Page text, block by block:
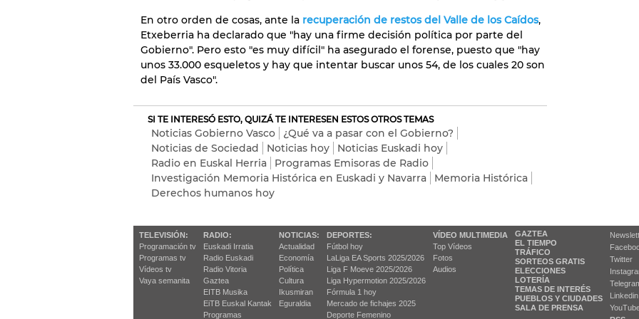
En otro orden de cosas, ante la recuperación de restos del Valle de los Caídos,
Etxeberria ha declarado que "hay una firme decisión política por parte del
Gobierno". Pero esto "es muy difícil" ha asegurado el forense, puesto que "hay
unos 33.000 esqueletos y hay que intentar buscar unos 54, de los cuales 20 son
del País Vasco".
SI TE INTERESÓ ESTO, QUIZÁ TE INTERESEN ESTOS OTROS TEMAS
Noticias Gobierno Vasco
¿Qué va a pasar con el Gobierno?
Noticias de Sociedad
Noticias hoy
Noticias Euskadi hoy
Radio en Euskal Herria
Programas Emisoras de Radio
Investigación Memoria Histórica en Euskadi y Navarra
Memoria Histórica
Derechos humanos hoy
TELEVISIÓN:
Programación tv
Programas tv
Vídeos tv
Vaya semanita
RADIO:
Euskadi Irratia
Radio Euskadi
Radio Vitoria
Gaztea
EITB Musika
EiTB Euskal Kantak
Programas
NOTICIAS:
Actualidad
Economía
Política
Cultura
Ikusmiran
Eguraldia
DEPORTES:
Fútbol hoy
LaLiga EA Sports 2025/2026
Liga F Moeve 2025/2026
Liga Hypermotion 2025/2026
Fórmula 1 hoy
Mercado de fichajes 2025
Deporte Femenino
VÍDEO MULTIMEDIA
Top Vídeos
Fotos
Audios
GAZTEA
EL TIEMPO
TRÁFICO
SORTEOS GRATIS
ELECCIONES
LOTERÍA
TEMAS DE INTERÉS
PUEBLOS Y CIUDADES
SALA DE PRENSA
Twitter
Linkedin